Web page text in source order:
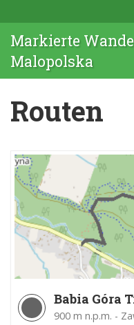
Markierte
Malopolska
Routen
Babia Góra
900 m n.p.m. -